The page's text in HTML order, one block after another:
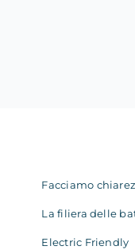
Facciamo
La filiera delle
Electric Friendly